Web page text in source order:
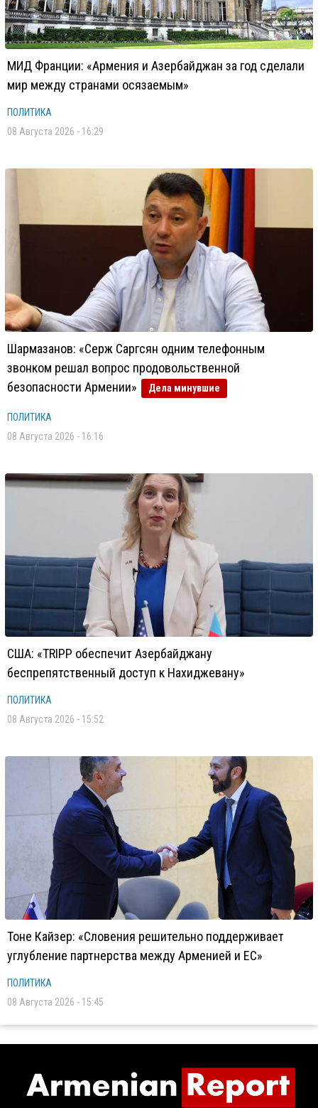
МИД Франции: «Армения и Азербайджан за год сделали
мир между странами осязаемым»
ПОЛИТИКА
08 Августа 2026 - 16:29
Шармазанов: «Серж Саргсян одним телефонным
звонком решал вопрос продовольственной
безопасности Армении»
Дела минувшие
ПОЛИТИКА
08 Августа 2026 - 16:16
США: «TRIPP обеспечит Азербайджану
беспрепятственный доступ к Нахиджевану»
ПОЛИТИКА
08 Августа 2026 - 15:52
Тоне Кайзер: «Словения решительно поддерживает
углубление партнерства между Арменией и ЕС»
ПОЛИТИКА
08 Августа 2026 - 15:45